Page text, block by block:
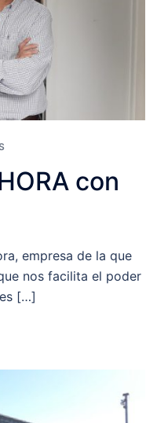
con
empresa de la que
nos facilita el poder
[…]